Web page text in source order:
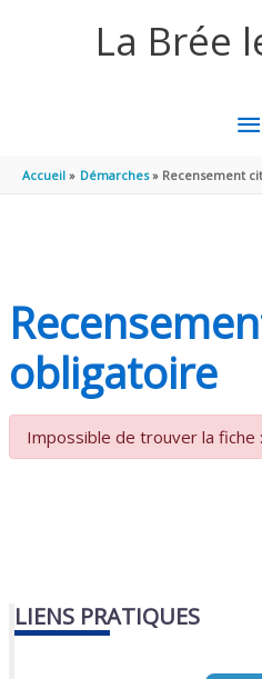
La Brée
Accueil Démarches Recensement
obligatoire
Impossible de trouver la fiche
LIENS PRATIQUES